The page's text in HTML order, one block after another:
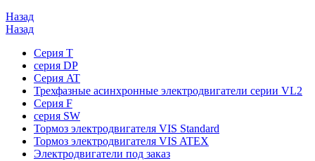
Назад
Назад
Серия T
серия DP
Серия AT
Трехфазные асинхронные электродвигатели серии VL2
Серия F
серия SW
Тормоз электродвигателя VIS Standard
Тормоз электродвигателя VIS ATEX
Электродвигатели под заказ